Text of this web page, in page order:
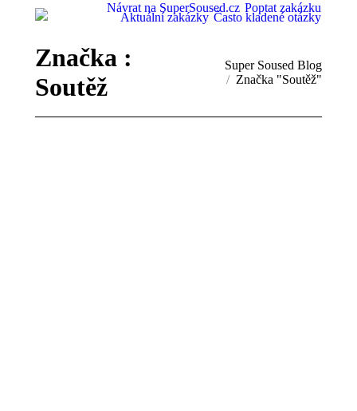
Návrat na SuperSoused.cz Poptat zakázku
Aktuální zakázky Často kladené otázky
Značka :
Soutěž
You are here:Super Soused Blog
Značka "Soutěž"